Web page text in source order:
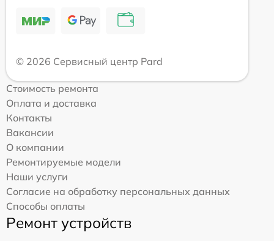
© 2026 Сервисный центр Pard
Стоимость ремонта
Оплата и доставка
Контакты
Вакансии
О компании
Ремонтируемые модели
Наши услуги
Согласие на обработку персональных данных
Способы оплаты
Ремонт устройств